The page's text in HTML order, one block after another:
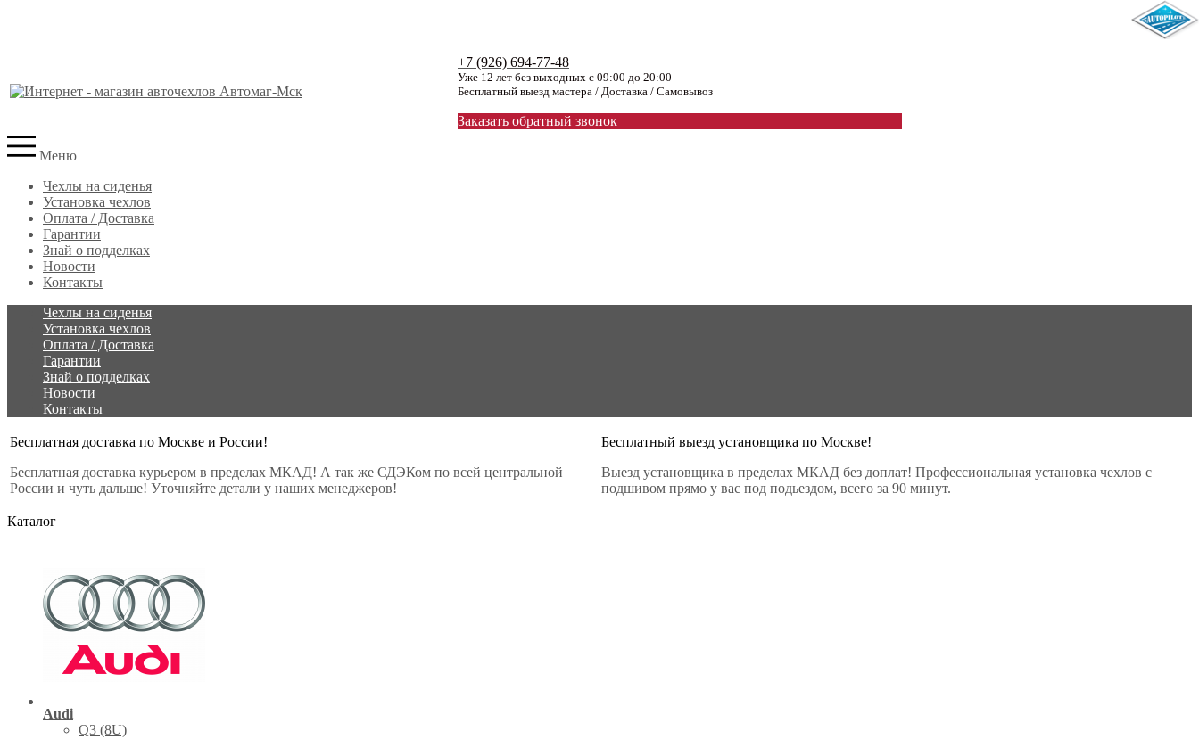
+7 (926) 694-77-48
Уже 12 лет без выходных с 09:00 до 20:00
Бесплатный выезд мастера / Доставка / Самовывоз
Заказать обратный звонок
Меню
Чехлы на сиденья
Установка чехлов
Оплата / Доставка
Гарантии
Знай о подделках
Новости
Контакты
Чехлы на сиденья
Установка чехлов
Оплата / Доставка
Гарантии
Знай о подделках
Новости
Контакты
Бесплатная доставка по Москве и России!
Бесплатная доставка курьером в пределах МКАД! А так же СДЭКом по всей центральной
России и чуть дальше! Уточняйте детали у наших менеджеров!
Бесплатный выезд установщика по Москве!
Выезд установщика в пределах МКАД без доплат! Профессиональная установка чехлов с
подшивом прямо у вас под подьездом, всего за 90 минут.
Каталог
Audi
Q3 (8U)